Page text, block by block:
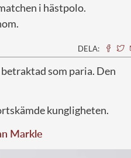
i hästpolo.
DELA:
som paria. Den
kungligheten.
Markle